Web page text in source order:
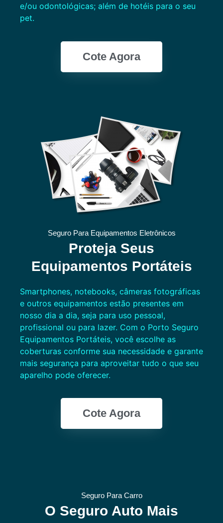
e/ou odontológicas; além de hotéis para o seu
pet.
Cote Agora
Seguro Para Equipamentos Eletrônicos
Proteja Seus
Equipamentos Portáteis
Smartphones, notebooks, câmeras fotográficas
e outros equipamentos estão presentes em
nosso dia a dia, seja para uso pessoal,
profissional ou para lazer. Com o Porto Seguro
Equipamentos Portáteis, você escolhe as
coberturas conforme sua necessidade e garante
mais segurança para aproveitar tudo o que seu
aparelho pode oferecer.
Cote Agora
Seguro Para Carro
O Seguro Auto Mais